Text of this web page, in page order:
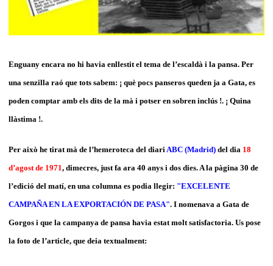
Enguany encara no hi havia enllestit el tema de l’escaldà i la pansa. Per
una senzilla raó que tots sabem: ¡ què pocs panseros queden ja a Gata, es
poden comptar amb els dits de la mà i potser en sobren inclús !. ¡ Quina
llàstima !.
Per això he tirat mà de l’hemeroteca del diariABC (Madrid) del dia 18
d’agost de 1971, dimecres, just fa ara 40 anys i dos dies. A la pàgina 30 de
l’edició del matí, en una columna es podia llegir: "EXCELENTE
CAMPAÑA EN LA EXPORTACIÓN DE PASA". I nomenava a Gata de
Gorgos i que la campanya de pansa havia estat molt satisfactoria. Us pose
la foto de l’article, que deia textualment: